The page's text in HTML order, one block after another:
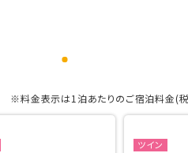
※料金表示は1泊あたりのご宿泊料金(税
ツイン